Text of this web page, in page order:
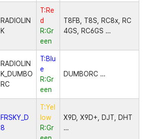
RADIOLIN
K
T:Re
d
R:Gr
een
T8FB, T8S, RC8x, RC
4GS, RC6GS …
RADIOLIN
K_DUMBO
RC
T:Blu
e
R:Gr
een
DUMBORC …
FRSKY_D
8
T:Yel
low
R:Gr
X9D, X9D+, DJT, DHT
…